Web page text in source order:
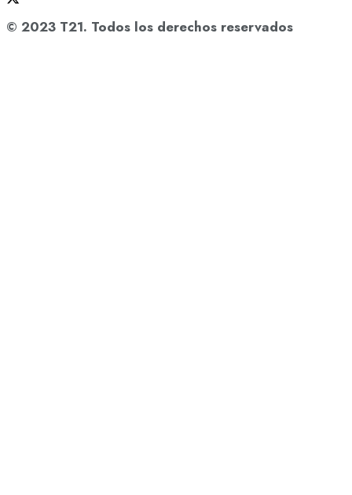
© 2023 T21. Todos los derechos reservados